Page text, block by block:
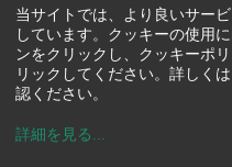
当サイトでは、より良いサー
しています。クッキーの使用
ンをクリックし、クッキーポ
リックしてください。詳しく
認ください。
詳細を見る ...